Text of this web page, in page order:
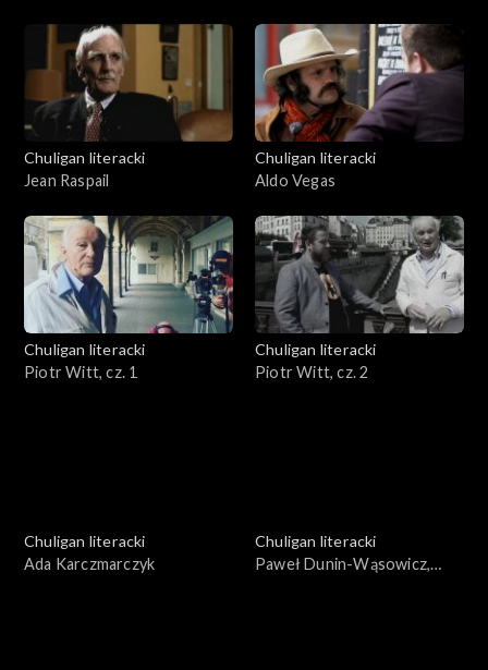
Chuligan literacki
Jean Raspail
Chuligan literacki
Aldo Vegas
Chuligan literacki
Piotr Witt, cz. 1
Chuligan literacki
Piotr Witt, cz. 2
Chuligan literacki
Ada Karczmarczyk
Chuligan literacki
Paweł Dunin-Wąsowicz,